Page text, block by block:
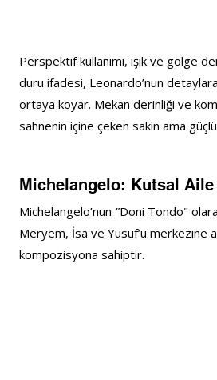
Perspektif kullanımı, ışık ve gölge
duru ifadesi, Leonardo’nun
ortaya koyar. Mekan derinliği ve
sahnenin içine çeken sakin ama
Michelangelo: Kutsal Aile
Michelangelo’nun "Doni Tondo"
Meryem, İsa ve Yusuf’u merkezine
kompozisyona sahiptir.